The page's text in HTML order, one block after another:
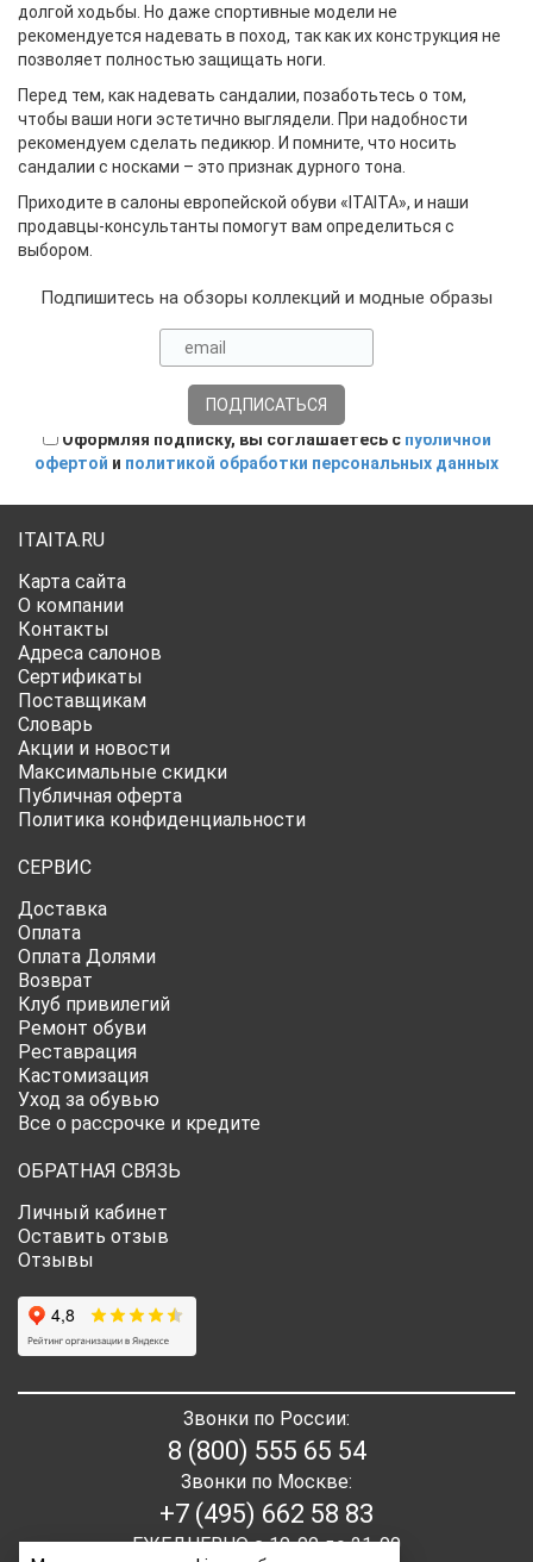
долгой ходьбы. Но даже спортивные модели не
рекомендуется надевать в поход, так как их конструкция не
позволяет полностью защищать ноги.
Перед тем, как надевать сандалии, позаботьтесь о том,
чтобы ваши ноги эстетично выглядели. При надобности
рекомендуем сделать педикюр. И помните, что носить
сандалии с носками – это признак дурного тона.
Приходите в салоны европейской обуви «ITAITA», и наши
продавцы-консультанты помогут вам определиться с
выбором.
Подпишитесь на обзоры коллекций и модные образы
Оформляя подписку, вы соглашаетесь с публичной
офертой и политикой обработки персональных данных
ITAITA.RU
Карта сайта
О компании
Контакты
Адреса салонов
Сертификаты
Поставщикам
Словарь
Акции и новости
Максимальные скидки
Публичная оферта
Политика конфиденциальности
СЕРВИС
Доставка
Оплата
Оплата Долями
Возврат
Клуб привилегий
Ремонт обуви
Реставрация
Кастомизация
Уход за обувью
Все о рассрочке и кредите
ОБРАТНАЯ СВЯЗЬ
Личный кабинет
Оставить отзыв
Отзывы
Звонки по России:
8 (800) 555 65 54
Звонки по Москве:
+7 (495) 662 58 83
ЕЖЕДНЕВНО с 10-00 до 21-00